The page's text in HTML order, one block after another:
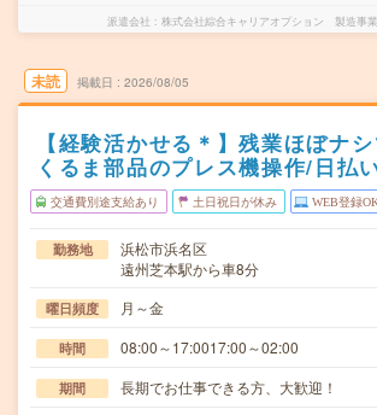
派遣会社 株式会社綜合キャリアオプション 製造事業
未読 掲載日 2026/08/05
【経験活かせる＊】残業ほぼナシ
くるま部品のプレス機操作/日払
交通費別途支給あり 土日祝日が休み WEB登録
勤務地
浜松市浜名区
遠州芝本駅から車8分
曜日頻度 月～金
時間 08:00～17:0017:00～02:00
期間 長期でお仕事できる方、大歓迎！